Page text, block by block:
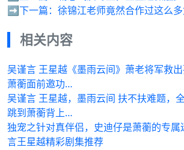
➡️下一篇： 徐锦江老师竟然合作过这么
相关内容
吴谨言 王星越《墨雨云间》萧老将军救
萧蘅面前邀功…
吴谨言 王星越，墨雨云间 扶不扶难题，
跳到萧蘅背上…
独宠之针对真伴侣，史迪仔是萧蘅的专
言王星越精彩剧集推荐